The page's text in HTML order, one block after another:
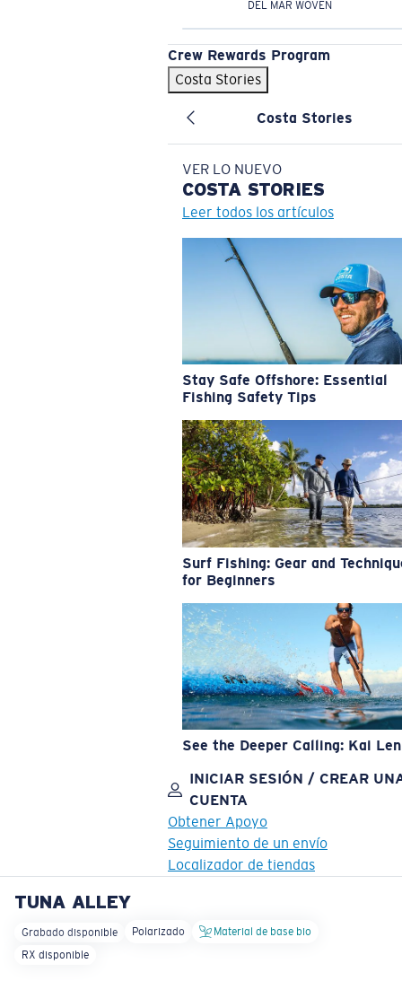
DEL MAR WOVEN
Crew Rewards Program
Costa Stories
Costa Stories
VER LO NUEVO
COSTA STORIES
Leer todos los artículos
Stay Safe Offshore: Essential
Fishing Safety Tips
Surf Fishing: Gear and
for Beginners
See the Deeper Calling: Kai
INICIAR SESIÓN / CREAR
CUENTA
Obtener Apoyo
Seguimiento de un envío
Localizador de tiendas
OBJETIVO ACTUALIZADO
TUNA ALLEY
Grabado disponible Polarizado
Material de base bio
RX disponible